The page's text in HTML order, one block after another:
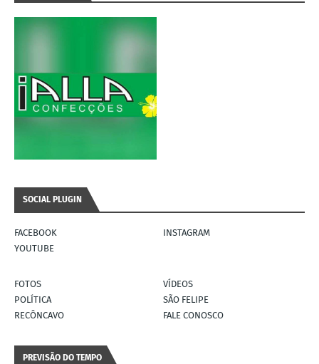
SOCIAL PLUGIN
FACEBOOK
INSTAGRAM
YOUTUBE
FOTOS
VÍDEOS
POLÍTICA
SÃO FELIPE
RECÔNCAVO
FALE CONOSCO
PREVISÃO DO TEMPO